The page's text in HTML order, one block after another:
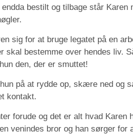
bestilt og tilbage står Karen
sig for at bruge legatet på en
skal bestemme over hendes liv.
den, der er smuttet!
på at rydde op, skære ned og
kontakt.
forude og det er alt hvad Karen
venindes bror og han sørger for